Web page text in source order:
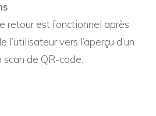
retour est fonctionnel après
l’utilisateur vers l’aperçu d’un
scan de QR-code.